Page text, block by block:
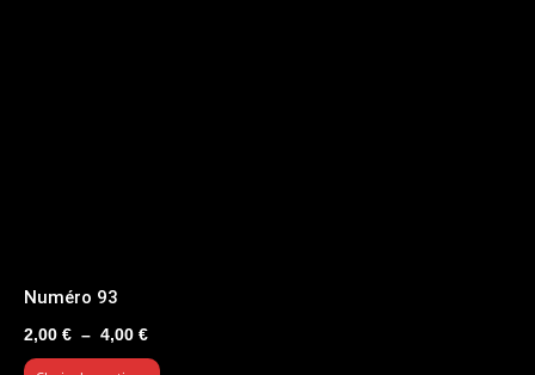
Numéro 93
2,00 € – 4,00 €Plage
de